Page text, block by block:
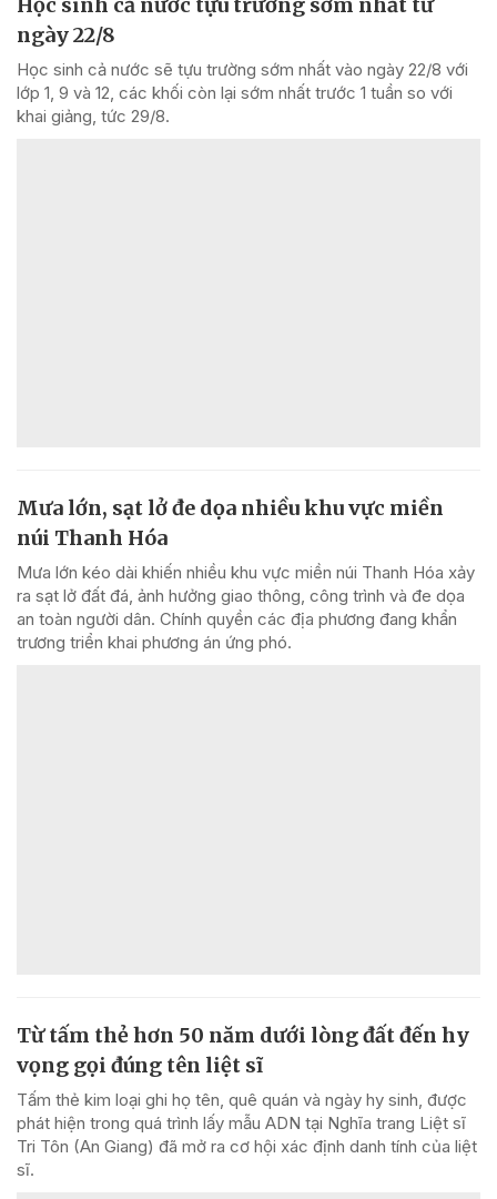
ngày 22/8
Học sinh cả nước sẽ tựu trường sớm nhất vào ngày 22/8 với
lớp 1, 9 và 12, các khối còn lại sớm nhất trước 1 tuần so với
khai giảng, tức 29/8.
Mưa lớn, sạt lở đe dọa nhiều khu vực miền
núi Thanh Hóa
Mưa lớn kéo dài khiến nhiều khu vực miền núi Thanh Hóa xảy
ra sạt lở đất đá, ảnh hưởng giao thông, công trình và đe dọa
an toàn người dân. Chính quyền các địa phương đang khẩn
trương triển khai phương án ứng phó.
Từ tấm thẻ hơn 50 năm dưới lòng đất đến hy
vọng gọi đúng tên liệt sĩ
Tấm thẻ kim loại ghi họ tên, quê quán và ngày hy sinh, được
phát hiện trong quá trình lấy mẫu ADN tại Nghĩa trang Liệt sĩ
Tri Tôn (An Giang) đã mở ra cơ hội xác định danh tính của liệt
sĩ.